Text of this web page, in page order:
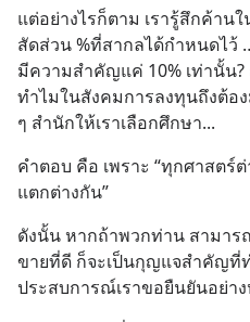
แต่อย่างไรก็ตาม เรารู้สึกค้าน
สัดส่วน %ที่สากลได้กำหนดไว้
มีความสำคัญแค่ 10% เท่านั้น?
ทำไมในสังคมการลงทุนถึงต้อ
ๆ สำนักให้เราเลือกศึกษา...
คำตอบ คือ เพราะ “ทุกศาสต
แตกต่างกัน”
ดังนั้น หากถ้าพวกท่าน สามาร
ขายที่ดี ก็จะเป็นกุญแจสำคัญที่
ประสบการณ์เราขอยืนยันอย่า